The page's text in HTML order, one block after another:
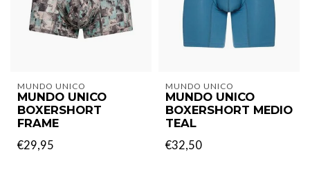
MUNDO UNICO
MUNDO UNICO
BOXERSHORT
FRAME
€29,95
MUNDO UNICO
MUNDO UNICO
BOXERSHORT MEDIO
TEAL
€32,50